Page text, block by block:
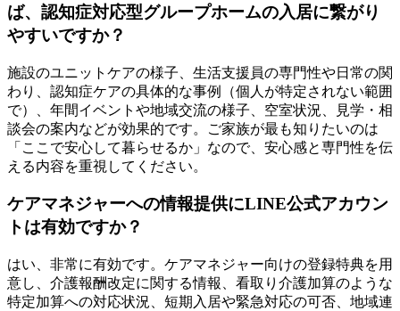
ば、認知症対応型グループホームの入居に繋がり
やすいですか？
施設のユニットケアの様子、生活支援員の専門性や日常の関
わり、認知症ケアの具体的な事例（個人が特定されない範囲
で）、年間イベントや地域交流の様子、空室状況、見学・相
談会の案内などが効果的です。ご家族が最も知りたいのは
「ここで安心して暮らせるか」なので、安心感と専門性を伝
える内容を重視してください。
ケアマネジャーへの情報提供にLINE公式アカウン
トは有効ですか？
はい、非常に有効です。ケアマネジャー向けの登録特典を用
意し、介護報酬改定に関する情報、看取り介護加算のような
特定加算への対応状況、短期入居や緊急対応の可否、地域連